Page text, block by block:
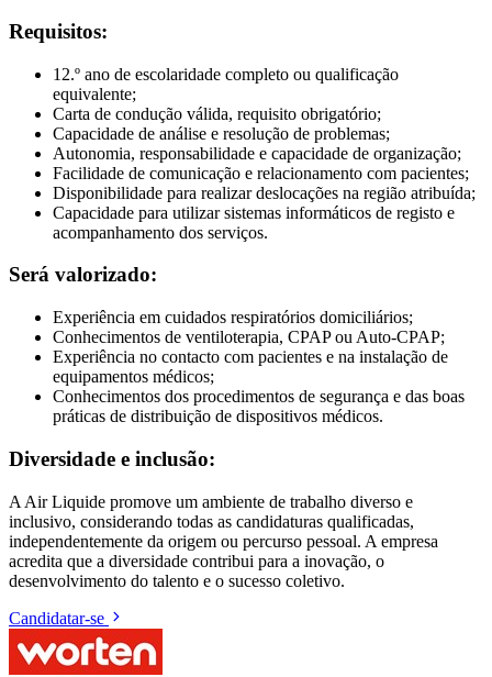
Requisitos:
12.º ano de escolaridade completo ou qualificação
equivalente;
Carta de condução válida, requisito obrigatório;
Capacidade de análise e resolução de problemas;
Autonomia, responsabilidade e capacidade de organização;
Facilidade de comunicação e relacionamento com pacientes;
Disponibilidade para realizar deslocações na região atribuída;
Capacidade para utilizar sistemas informáticos de registo e
acompanhamento dos serviços.
Será valorizado:
Experiência em cuidados respiratórios domiciliários;
Conhecimentos de ventiloterapia, CPAP ou Auto-CPAP;
Experiência no contacto com pacientes e na instalação de
equipamentos médicos;
Conhecimentos dos procedimentos de segurança e das boas
práticas de distribuição de dispositivos médicos.
Diversidade e inclusão:
A Air Liquide promove um ambiente de trabalho diverso e
inclusivo, considerando todas as candidaturas qualificadas,
independentemente da origem ou percurso pessoal. A empresa
acredita que a diversidade contribui para a inovação, o
desenvolvimento do talento e o sucesso coletivo.
Candidatar-se